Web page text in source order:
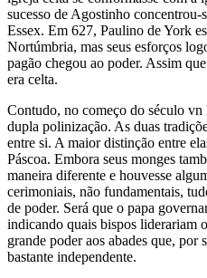
sucesso de Agostinho concentrou-
Essex. Em 627, Paulino de York
Nortúmbria, mas seus esforços
pagão chegou ao poder. Assim
era celta.
Contudo, no começo do século
dupla polinização. As duas
entre si. A maior distinção entre
Páscoa. Embora seus monges
maneira diferente e houvesse
cerimoniais, não fundamentais,
de poder. Será que o papa
indicando quais bispos liderariam
grande poder aos abades que, por
bastante independente.